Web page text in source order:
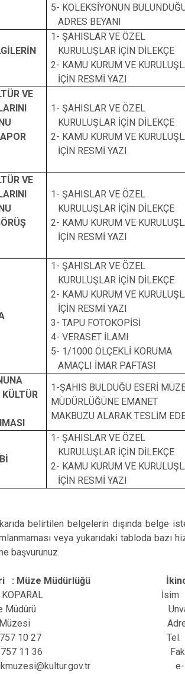
5- KOLEKSİYONUN
ADRES BEYANI
1- ŞAHISLAR VE ÖZEL
KURULUŞLAR İÇİN DİLEKÇE
2- KAMU KURUM VE
İÇİN RESMİ YAZI
VE
1- ŞAHISLAR VE ÖZEL
KURULUŞLAR İÇİN DİLEKÇE
2- KAMU KURUM VE
İÇİN RESMİ YAZI
VE
1- ŞAHISLAR VE ÖZEL
KURULUŞLAR İÇİN DİLEKÇE
2- KAMU KURUM VE
İÇİN RESMİ YAZI
1- ŞAHISLAR VE ÖZEL
KURULUŞLAR İÇİN DİLEKÇE
2- KAMU KURUM VE
İÇİN RESMİ YAZI
3- TAPU FOTOKOPİSİ
4- VERASET İLAMI
5- 1/1000 ÖLÇEKLİ KORUMA
AMAÇLI İMAR PAFTASI
KÜLTÜR
1-ŞAHIS BULDUĞU ESERİ
MÜDÜRLÜĞÜNE EMANET
MAKBUZU ALARAK TESLİM
1- ŞAHISLAR VE ÖZEL
KURULUŞLAR İÇİN DİLEKÇE
2- KAMU KURUM VE
İÇİN RESMİ YAZI
belirtilen belgelerin dışında belge
veya yukarıdaki tabloda bazı
başvurunuz.
Yeri : Müze Müdürlüğü İkinci
KOPARAL İsim :
Müdürü Unvan
Müzesi Adres :
757 10 27 Tel. :
757 11 36 Faks
e-